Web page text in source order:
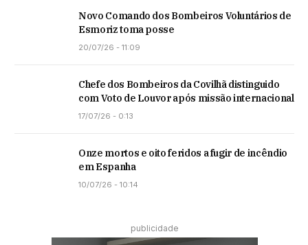
Novo Comando dos Bombeiros Voluntários de
Esmoriz toma posse
20/07/26 - 11:09
Chefe dos Bombeiros da Covilhã distinguido
com Voto de Louvor após missão internacional
17/07/26 - 0:13
Onze mortos e oito feridos a fugir de incêndio
em Espanha
10/07/26 - 10:14
publicidade